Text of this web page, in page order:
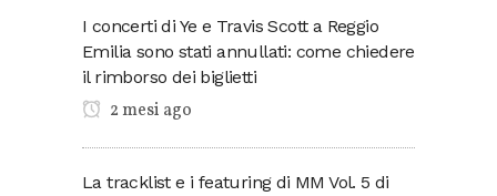
I concerti di Ye e Travis Scott a Reggio
Emilia sono stati annullati: come chiedere
il rimborso dei biglietti
2 mesi ago
La tracklist e i featuring di MM Vol. 5 di